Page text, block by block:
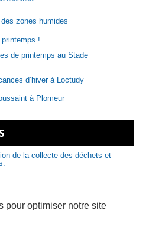
zones humides
printemps !
de printemps au Stade
d’hiver à Loctudy
à Plomeur
de la collecte des déchets et
réflexes cet été
vente sur le Pays bigouden
pour optimiser notre site